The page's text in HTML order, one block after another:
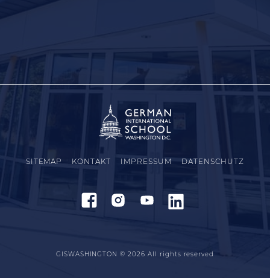
SITEMAP KONTAKT IMPRESSUM DATENSCHUTZ
GISWASHINGTON © 2026 All rights reserved